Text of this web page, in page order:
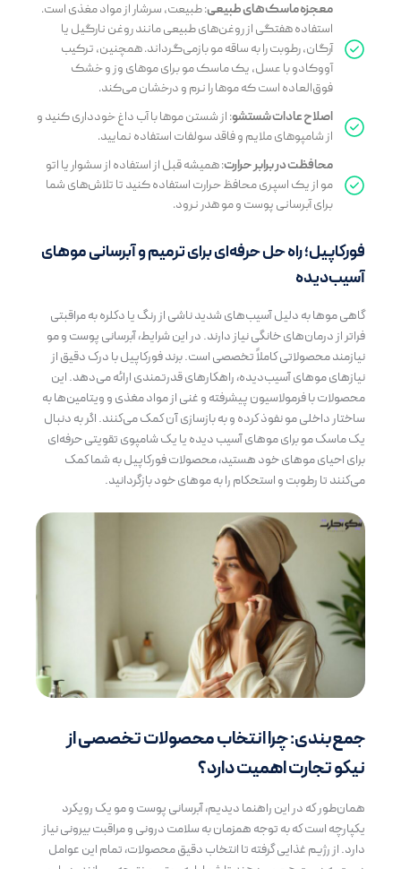
معجزه ماسک‌های طبیعی: طبیعت، سرشار از مواد مغذی است.
استفاده هفتگی از روغن‌های طبیعی مانند روغن نارگیل یا
آرگان، رطوبت را به ساقه مو بازمی‌گرداند. همچنین، ترکیب
آووکادو با عسل، یک ماسک مو برای موهای وز و خشک
فوق‌العاده است که موها را نرم و درخشان می‌کند.
اصلاح عادات شستشو: از شستن موها با آب داغ خودداری کنید و
از شامپوهای ملایم و فاقد سولفات استفاده نمایید.
محافظت در برابر حرارت: همیشه قبل از استفاده از سشوار یا اتو
مو از یک اسپری محافظ حرارت استفاده کنید تا تلاش‌های شما
برای آبرسانی پوست و مو هدر نرود.
فورکاپیل؛ راه حل حرفه‌ای برای ترمیم و آبرسانی موهای
آسیب‌دیده
گاهی موها به دلیل آسیب‌های شدید ناشی از رنگ یا دکلره به مراقبتی
فراتر از درمان‌های خانگی نیاز دارند. در این شرایط، آبرسانی پوست و مو
نیازمند محصولاتی کاملاً تخصصی است. برند فورکاپیل با درک دقیق از
نیازهای موهای آسیب‌دیده، راهکارهای قدرتمندی ارائه می‌دهد. این
محصولات با فرمولاسیون پیشرفته و غنی از مواد مغذی و ویتامین‌ها به
ساختار داخلی مو نفوذ کرده و به بازسازی آن کمک می‌کنند. اگر به دنبال
یک ماسک مو برای موهای آسیب دیده یا یک شامپوی تقویتی حرفه‌ای
برای احیای موهای خود هستید، محصولاتفورکاپیلبه شما کمک
می‌کنند تا رطوبت و استحکام را به موهای خود بازگردانید.
جمع‌بندی: چرا انتخاب محصولات تخصصی از
نیکو تجارت اهمیت دارد؟
همان‌طور که در این راهنما دیدیم، آبرسانی پوست و مو یک رویکرد
یکپارچه است که به توجه همزمان به سلامت درونی و مراقبت بیرونی نیاز
دارد. از رژیم غذایی گرفته تا انتخاب دقیق محصولات، تمام این عوامل